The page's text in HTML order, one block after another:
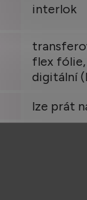
interlok
flex
digitální
lze prát
klasický